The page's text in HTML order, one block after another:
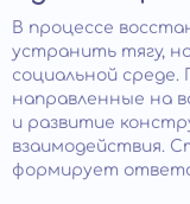
В процессе
устранить тягу,
социальной
направленные на
и развитие
взаимодействия.
формирует